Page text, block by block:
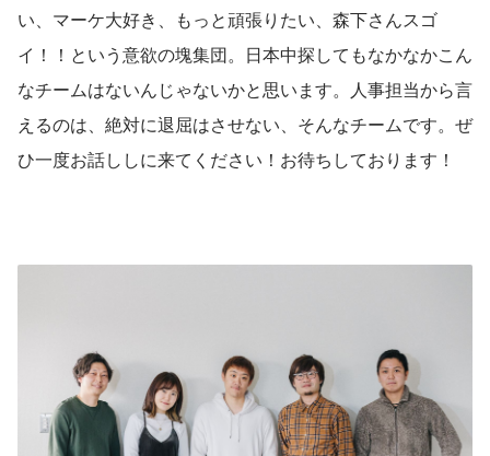
い、マーケ大好き、もっと頑張りたい、森下さんスゴ
イ！！という意欲の塊集団。日本中探してもなかなかこん
なチームはないんじゃないかと思います。人事担当から言
えるのは、絶対に退屈はさせない、そんなチームです。ぜ
ひ一度お話ししに来てください！お待ちしております！